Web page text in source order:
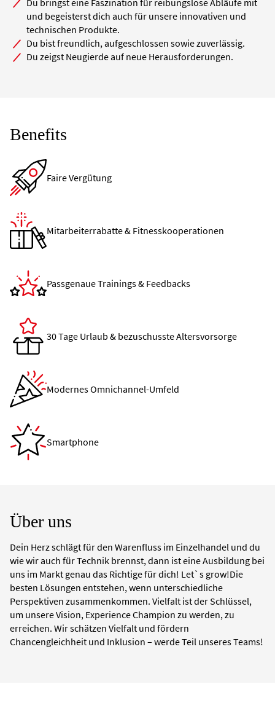
Faire Vergütung
Mitarbeiterrabatte & Fitnesskooperationen
Passgenaue Trainings & Feedbacks
30 Tage Urlaub & bezuschusste Altersvorsorge
Modernes Omnichannel-Umfeld
Smartphone